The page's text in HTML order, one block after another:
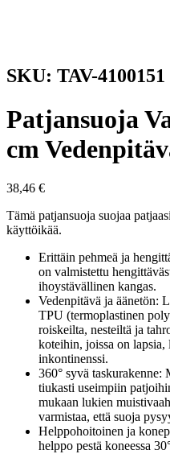
SKU: TAV-4100151
Patjansuoja
cm
38,46 €
Tämä patjansuoja suojaa
käyttöikää.
Erittäin pehmeä ja
on valmistettu
ihoystävällinen kangas.
Vedenpitävä ja äänetön:
TPU (termoplastinen
roiskeilta, nesteiltä ja
koteihin, joissa on
inkontinenssi.
360° syvä taskurakenne:
tiukasti useimpiin
mukaan lukien
varmistaa, että suoja
Helppohoitoinen ja
helppo pestä koneessa